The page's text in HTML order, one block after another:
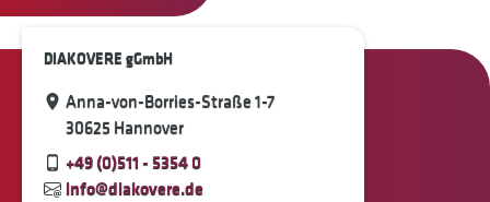
DIAKOVERE gGmbH
Anna-von-Borries-Straße 1-7
30625 Hannover
+49 (0)511 - 5354 0
info@diakovere.de